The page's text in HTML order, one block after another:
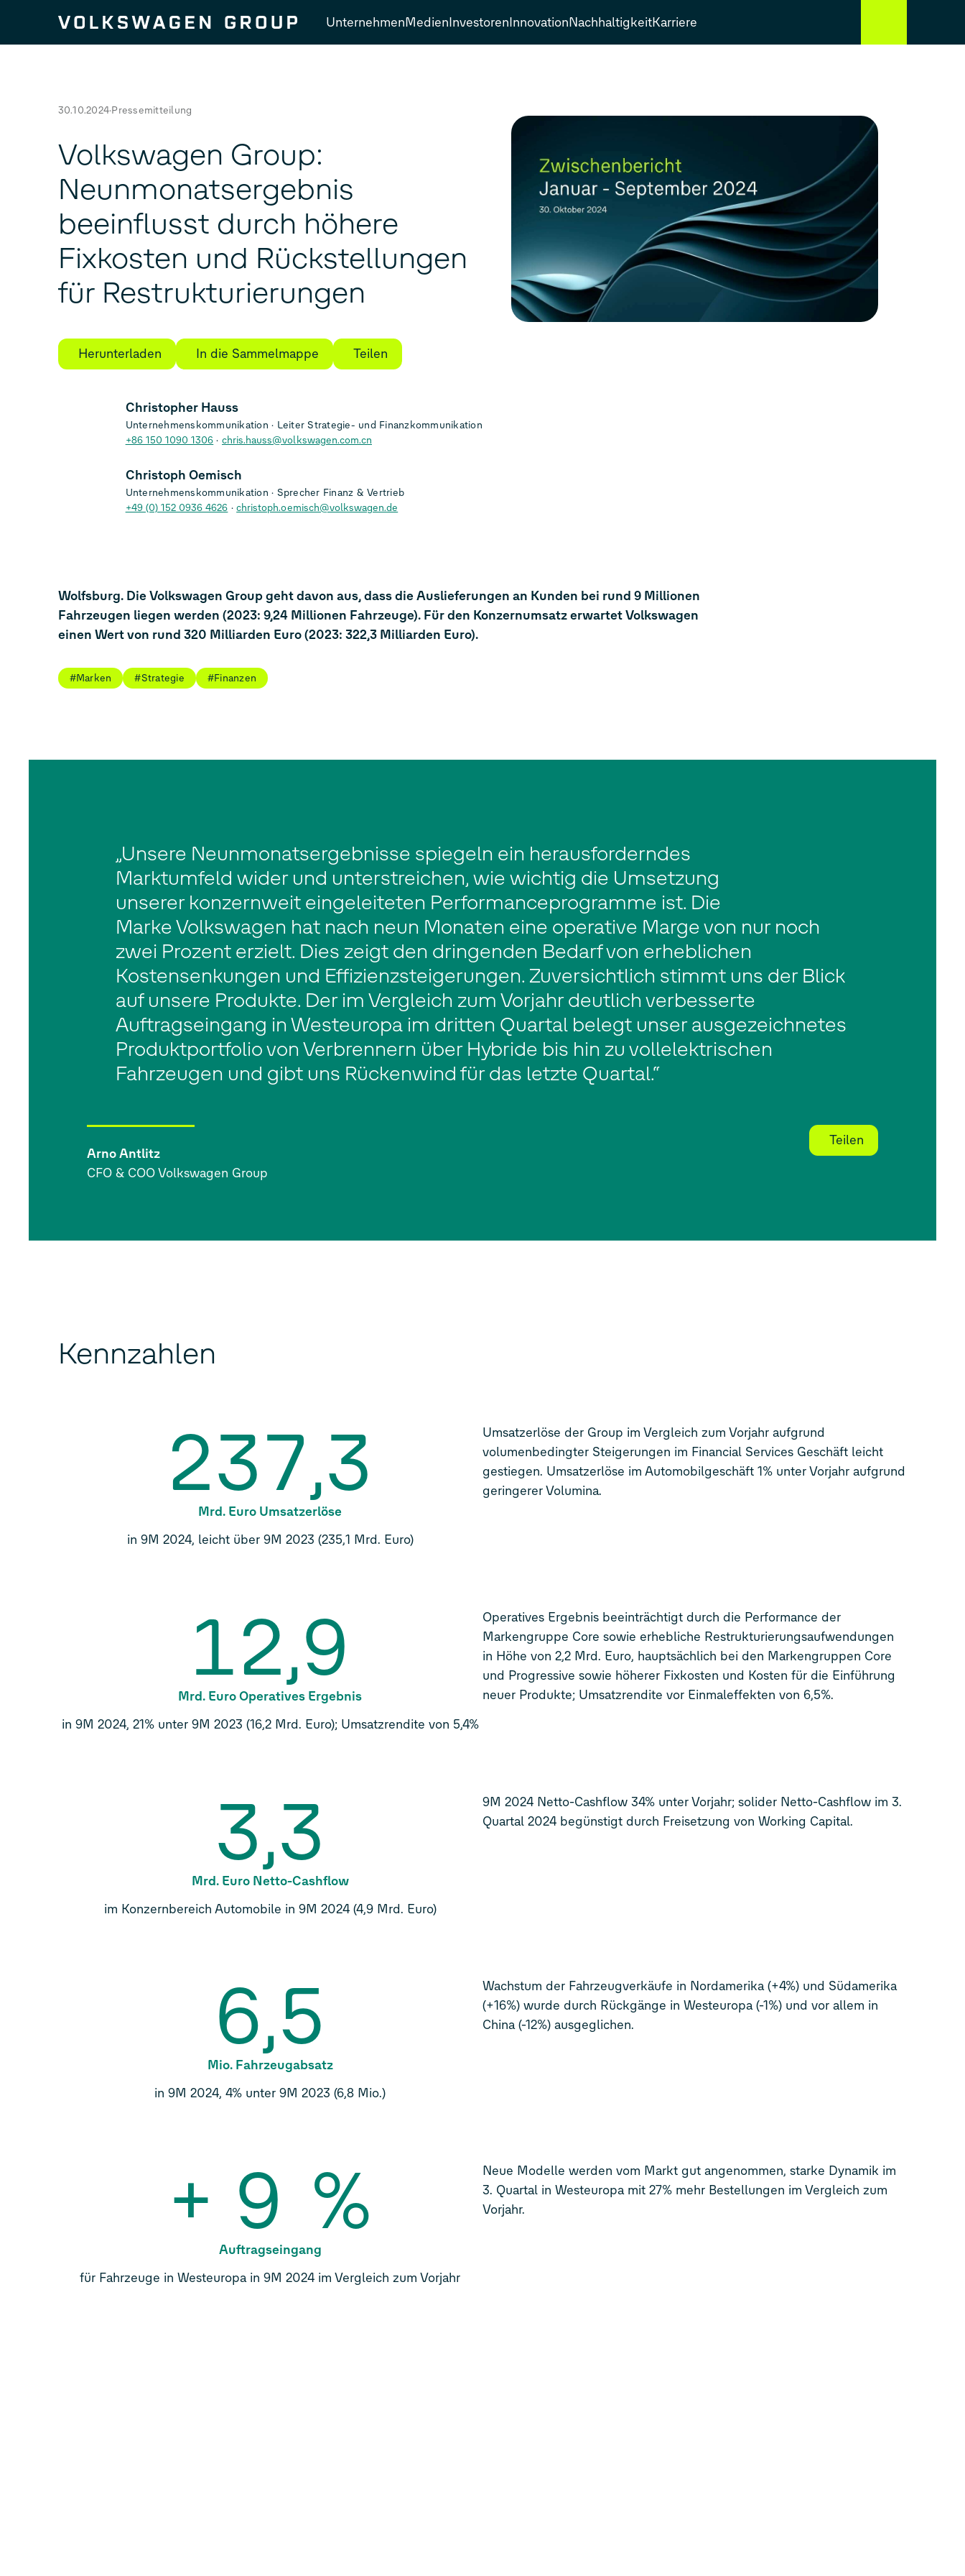
UnternehmenMedienInvestorenInnovationNachhaltigkeitKarriere
30.10.2024 Pressemitteilung
Volkswagen Group:
Neunmonatsergebnis
beeinflusst durch höhere
Fixkosten und Rückstellungen
für Restrukturierungen
Herunterladen In die Sammelmappe Teilen
Christopher Hauss
Unternehmenskommunikation Leiter Strategie- und Finanzkommunikation
+86 150 1090 1306
chris.hauss@volkswagen.com.cn
Christoph Oemisch
Unternehmenskommunikation Sprecher Finanz & Vertrieb
+49 (0) 152 0936 4626
christoph.oemisch@volkswagen.de
Wolfsburg. Die Volkswagen Group geht davon aus, dass die Auslieferungen an Kunden bei rund 9 Millionen
Fahrzeugen liegen werden (2023: 9,24 Millionen Fahrzeuge). Für den Konzernumsatz erwartet Volkswagen
einen Wert von rund 320 Milliarden Euro (2023: 322,3 Milliarden Euro).
#Marken #Strategie #Finanzen
„Unsere Neunmonatsergebnisse spiegeln ein herausforderndes
Marktumfeld wider und unterstreichen, wie wichtig die Umsetzung
unserer konzernweit eingeleiteten Performanceprogramme ist. Die
Marke Volkswagen hat nach neun Monaten eine operative Marge von nur noch
zwei Prozent erzielt. Dies zeigt den dringenden Bedarf von erheblichen
Kostensenkungen und Effizienzsteigerungen. Zuversichtlich stimmt uns der Blick
auf unsere Produkte. Der im Vergleich zum Vorjahr deutlich verbesserte
Auftragseingang in Westeuropa im dritten Quartal belegt unser ausgezeichnetes
Produktportfolio von Verbrennern über Hybride bis hin zu vollelektrischen
Fahrzeugen und gibt uns Rückenwind für das letzte Quartal.“
Arno Antlitz
CFO & COO Volkswagen Group
Teilen
Kennzahlen
237,3
Mrd. Euro Umsatzerlöse
in 9M 2024, leicht über 9M 2023 (235,1 Mrd. Euro)
Umsatzerlöse der Group im Vergleich zum Vorjahr aufgrund
volumenbedingter Steigerungen im Financial Services Geschäft leicht
gestiegen. Umsatzerlöse im Automobilgeschäft 1% unter Vorjahr aufgrund
geringerer Volumina.
12,9
Mrd. Euro Operatives Ergebnis
in 9M 2024, 21% unter 9M 2023 (16,2 Mrd. Euro); Umsatzrendite von 5,4%
Operatives Ergebnis beeinträchtigt durch die Performance der
Markengruppe Core sowie erhebliche Restrukturierungsaufwendungen
in Höhe von 2,2 Mrd. Euro, hauptsächlich bei den Markengruppen Core
und Progressive sowie höherer Fixkosten und Kosten für die Einführung
neuer Produkte; Umsatzrendite vor Einmaleffekten von 6,5%.
3,3
Mrd. Euro Netto-Cashflow
im Konzernbereich Automobile in 9M 2024 (4,9 Mrd. Euro)
9M 2024 Netto-Cashflow 34% unter Vorjahr; solider Netto-Cashflow im 3.
Quartal 2024 begünstigt durch Freisetzung von Working Capital.
6,5
Mio. Fahrzeugabsatz
in 9M 2024, 4% unter 9M 2023 (6,8 Mio.)
Wachstum der Fahrzeugverkäufe in Nordamerika (+4%) und Südamerika
(+16%) wurde durch Rückgänge in Westeuropa (-1%) und vor allem in
China (-12%) ausgeglichen.
+ 9 %
Auftragseingang
für Fahrzeuge in Westeuropa in 9M 2024 im Vergleich zum Vorjahr
Neue Modelle werden vom Markt gut angenommen, starke Dynamik im
3. Quartal in Westeuropa mit 27% mehr Bestellungen im Vergleich zum
Vorjahr.